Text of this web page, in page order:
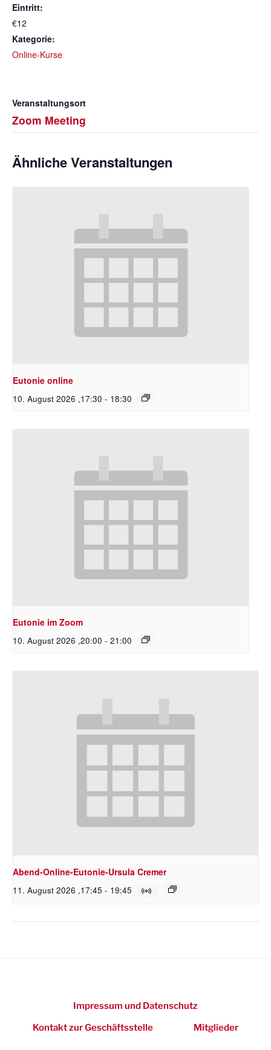
Eintritt:
€12
Kategorie:
Online-Kurse
Veranstaltungsort
Zoom Meeting
Ähnliche Veranstaltungen
Eutonie online
10. August 2026 ,17:30 - 18:30
Eutonie im Zoom
10. August 2026 ,20:00 - 21:00
Abend-Online-Eutonie-Ursula Cremer
11. August 2026 ,17:45 - 19:45
Impressum und Datenschutz
Kontakt zur Geschäftsstelle
Mitglieder